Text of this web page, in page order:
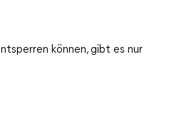
können, gibt es nur